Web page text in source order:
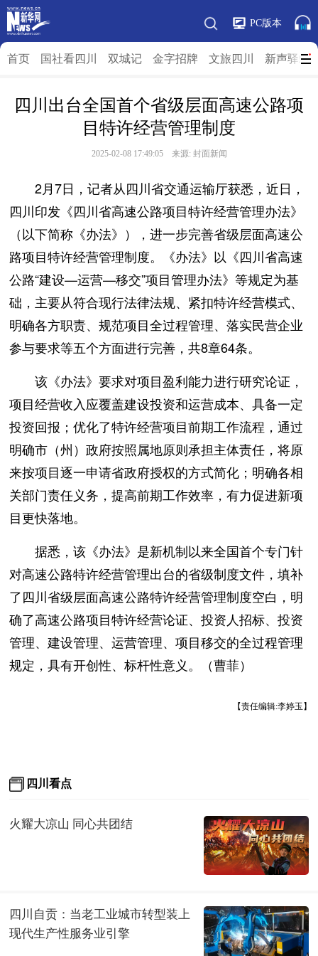
PC版本
首页 国社看四川 双城记 金字招牌 文旅四川 新声驿站
四川出台全国首个省级层面高速公路项
目特许经营管理制度
2025-02-08 17:49:05 来源: 封面新闻
2月7日，记者从四川省交通运输厅获悉，近日，
四川印发《四川省高速公路项目特许经营管理办法》
（以下简称《办法》），进一步完善省级层面高速公
路项目特许经营管理制度。《办法》以《四川省高速
公路“建设—运营—移交”项目管理办法》等规定为基
础，主要从符合现行法律法规、紧扣特许经营模式、
明确各方职责、规范项目全过程管理、落实民营企业
参与要求等五个方面进行完善，共8章64条。
该《办法》要求对项目盈利能力进行研究论证，
项目经营收入应覆盖建设投资和运营成本、具备一定
投资回报；优化了特许经营项目前期工作流程，通过
明确市（州）政府按照属地原则承担主体责任，将原
来按项目逐一申请省政府授权的方式简化；明确各相
关部门责任义务，提高前期工作效率，有力促进新项
目更快落地。
据悉，该《办法》是新机制以来全国首个专门针
对高速公路特许经营管理出台的省级制度文件，填补
了四川省级层面高速公路特许经营管理制度空白，明
确了高速公路项目特许经营论证、投资人招标、投资
管理、建设管理、运营管理、项目移交的全过程管理
规定，具有开创性、标杆性意义。（曹菲）
【责任编辑:李婷玉】